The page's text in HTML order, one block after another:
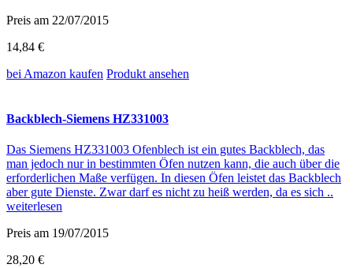
Preis am 22/07/2015
14,84 €
bei Amazon kaufen Produkt ansehen
Backblech-Siemens HZ331003
Das Siemens HZ331003 Ofenblech ist ein gutes Backblech, das
man jedoch nur in bestimmten Öfen nutzen kann, die auch über die
erforderlichen Maße verfügen. In diesen Öfen leistet das Backblech
aber gute Dienste. Zwar darf es nicht zu heiß werden, da es sich ..
weiterlesen
Preis am 19/07/2015
28,20 €